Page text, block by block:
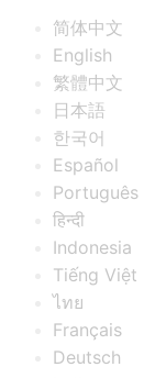
简体中文
English
繁體中文
日本語
한국어
Español
Português
हिन्दी
Indonesia
Tiếng Việt
ไทย
Français
Deutsch